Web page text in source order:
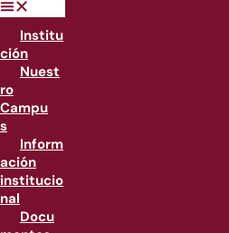
Institu
ción
Nuest
ro
Campu
s
Inform
ación
institucio
nal
Docu